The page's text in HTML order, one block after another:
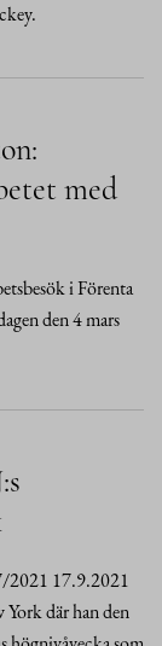
med
i Förenta
den 4 mars
2021 17.9.2021
där han den